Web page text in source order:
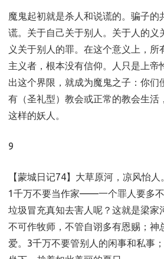
魔鬼起初就是杀人和说谎的。骗子的
谎。关于自己关于别人。关于人的义
义关于别人的罪。在这个意义上，所
主义者，根本没有信仰。人只是上帝
出这个界限，就成为魔鬼之子：你们
有（圣礼型）教会或正常的教会生活
这样的妖人。
9
【蒙城日记74】大草原河，凉风怡人
1千万不要当作家——一个罪人要多
垃圾冒充真知去害人呢？这就是梁家
不可作牧师，不管自诩多有恩赐；神
爱。3千万不要管别人的闲事和私事